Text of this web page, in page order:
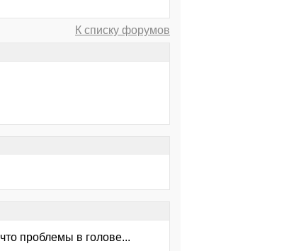
К списку форумов
проблемы в голове...